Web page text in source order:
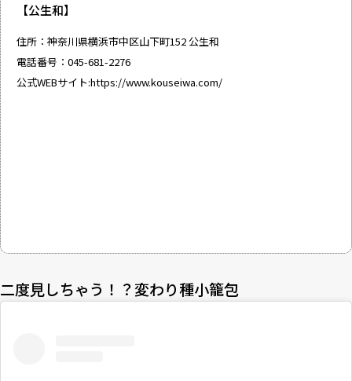
【公生和】
住所：神奈川県横浜市中区山下町152 公生和
電話番号：045-681-2276
公式WEBサイト:https://www.kouseiwa.com/
二度見しちゃう！？変わり種小籠包